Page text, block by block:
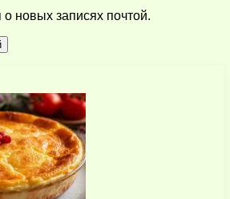
новых записях почтой.